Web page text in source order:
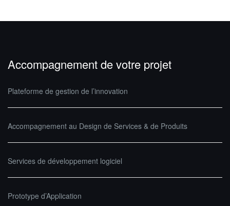
Accompagnement de votre projet
Plateforme de gestion de l’innovation
Accompagnement au Design de Services & de Produits
Services de développement logiciel
Prototype d’Application